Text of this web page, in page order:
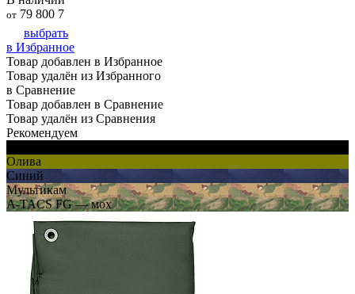
от 79 800 7
выбрать
в Избранное
Товар добавлен в Избранное
Товар удалён из Избранного
в Сравнение
Товар добавлен в Сравнение
Товар удалён из Сравнения
Рекомендуем
Олива
Синий
Мультикам
A-TACS FG — мох